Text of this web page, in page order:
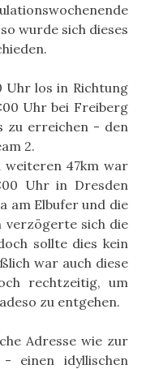
wurde sich dieses
Uhr los in Richtung
Uhr bei Freiberg
zu erreichen - den
2.
weiteren 47km war
Uhr in Dresden
am Elbufer und die
verzögerte sich die
sollte dies kein
war auch diese
rechtzeitig, um
zu entgehen.
Adresse wie zur
- einen idyllischen